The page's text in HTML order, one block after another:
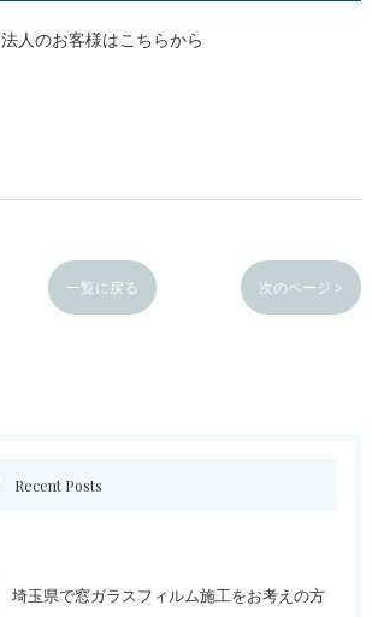
法人のお客様はこちらから
一覧に戻る 次のページ >
Recent Posts
埼玉県で窓ガラスフィルム施工をお考えの方